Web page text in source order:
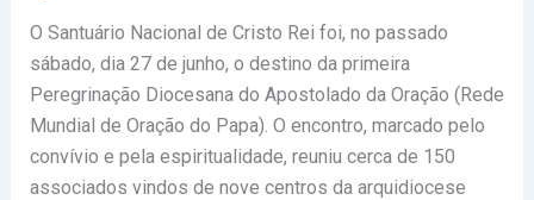
O Santuário Nacional de Cristo Rei foi, no passado
sábado, dia 27 de junho, o destino da primeira
Peregrinação Diocesana do Apostolado da Oração (Rede
Mundial de Oração do Papa). O encontro, marcado pelo
convívio e pela espiritualidade, reuniu cerca de 150
associados vindos de nove centros da arquidiocese